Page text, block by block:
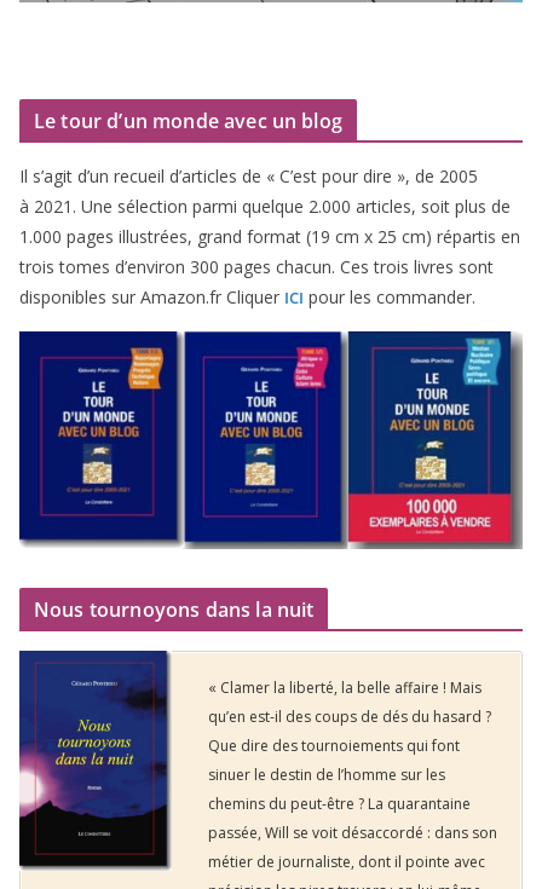
Le tour d’un monde avec un blog
Il s’agit d’un recueil d’ar­ticles de « C’est pour dire », de 2005
à 2021 . Une sélec­tion par­mi quelque 2.000 articles, soit plus de
1 .000 pages illus­trées, grand for­mat (19 cm x 25 cm) répar­tis en
trois tomes d’environ 300 pages cha­cun. Ces trois livres sont
dis­po­nibles sur Amazon​.fr Cliquer ICI pour les commander.
Nous tournoyons dans la nuit
« Clamer la liberté, la belle affaire ! Mais
qu’en est-il des coups de dés du hasard ?
Que dire des tournoiements qui font
sinuer le destin de l’homme sur les
chemins du peut-être ? La quarantaine
passée, Will se voit désaccordé : dans son
métier de journaliste, dont il pointe avec